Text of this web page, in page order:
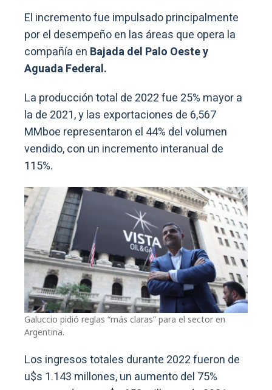
El incremento fue impulsado principalmente
por el desempeño en las áreas que opera la
compañía en Bajada del Palo Oeste y
Aguada Federal.
La producción total de 2022 fue 25% mayor a
la de 2021, y las exportaciones de 6,567
MMboe representaron el 44% del volumen
vendido, con un incremento interanual de
115%.
Galuccio pidió reglas “más claras” para el sector en
Argentina.
Los ingresos totales durante 2022 fueron de
u$s 1.143 millones, un aumento del 75%